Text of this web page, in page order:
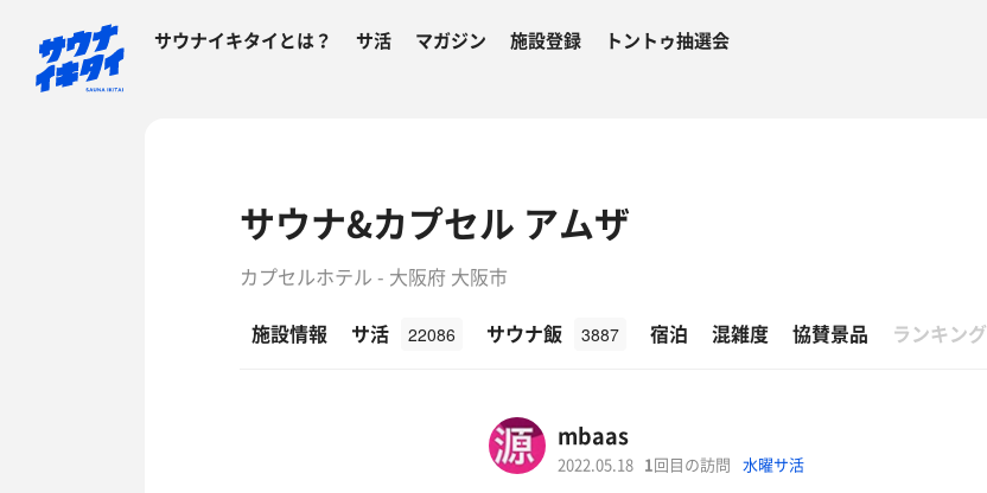
サウナイキタイとは？ サ活 マガジン 施設登録 トントゥ抽選会
サウナ&カプセル アムザ
カプセルホテル - 大阪府 大阪市
施設情報
サ活 22086 サウナ飯 3887 宿泊 混雑度 協賛景品 ランキング
mbaas
2022.05.18 1 回目の訪問 水曜サ活